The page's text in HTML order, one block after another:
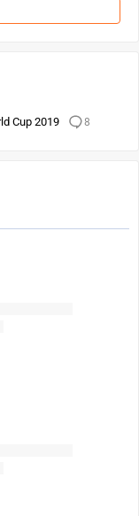
Cup 2019
8